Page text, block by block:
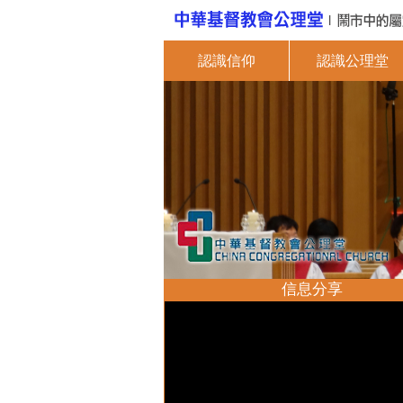
認識信仰 認識公理堂
信息分享